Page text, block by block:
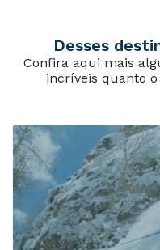
Desses
Confira aqui mais
incríveis quanto